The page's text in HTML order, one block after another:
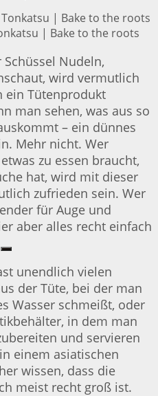
| Bake to the roots
Nudeln,
wird vermutlich
ein Tütenprodukt
man sehen, was aus so
– ein dünnes
Mehr nicht. Wer
zu essen braucht,
hat, wird mit dieser
zufrieden sein. Wer
für Auge und
aber alles recht einfach
unendlich vielen
der Tüte, bei der man
Wasser schmeißt, oder
in dem man
und servieren
einem asiatischen
wissen, dass die
meist recht groß ist.